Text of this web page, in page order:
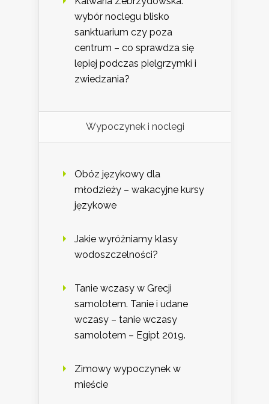
wybór noclegu blisko
sanktuarium czy poza
centrum – co sprawdza się
lepiej podczas pielgrzymki i
zwiedzania?
Wypoczynek i noclegi
Obóz językowy dla
młodzieży – wakacyjne kursy
językowe
Jakie wyróżniamy klasy
wodoszczelności?
Tanie wczasy w Grecji
samolotem. Tanie i udane
wczasy – tanie wczasy
samolotem – Egipt 2019.
Zimowy wypoczynek w
mieście